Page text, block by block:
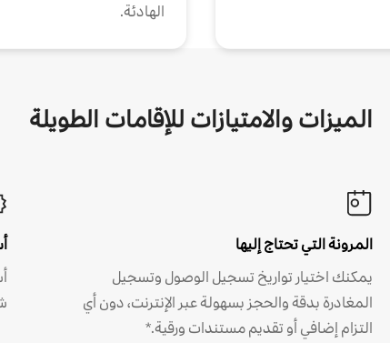
الهادئة.
الميزات والامتيازات للإقامات الطويلة
المرونة التي تحتاج إليها
يمكنك اختيار تواريخ تسجيل الوصول وتسجيل
المغادرة بدقة والحجز بسهولة عبر الإنترنت، دون أي
التزام إضافي أو تقديم مستندات ورقية.*